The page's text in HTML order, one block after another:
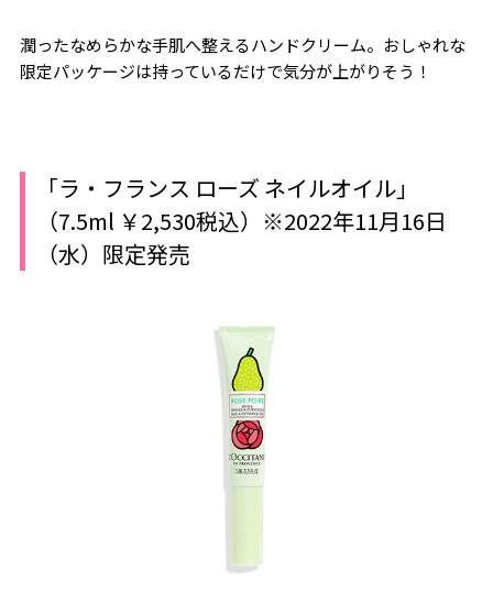
潤ったなめらかな手肌へ整えるハンドクリーム。おしゃれな
限定パッケージは持っているだけで気分が上がりそう！
「ラ・フランス ローズ ネイルオイル」
（7.5ml ￥2,530税込）※2022年11月16日
（水）限定発売